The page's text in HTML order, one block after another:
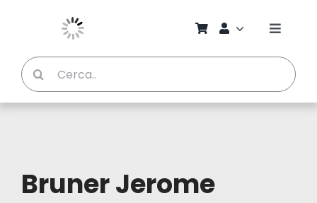
Toggle
Chi
Cerca
per:
Bruner Jerome